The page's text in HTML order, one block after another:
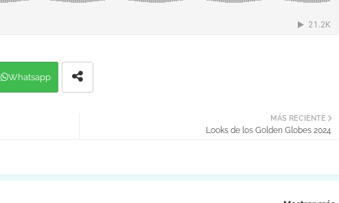
Whatsapp
MÁS RECIENTE
Looks de los Golden Globes 2024